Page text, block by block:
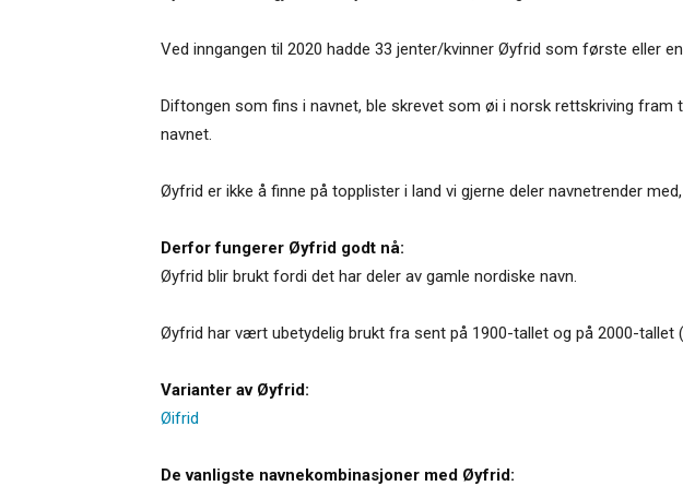
Ved inngangen til 2020 hadde 33 jenter/kvinner Øyfrid som første eller
Diftongen som fins i navnet, ble skrevet som øi i norsk rettskriving
navnet.
Øyfrid er ikke å finne på topplister i land vi gjerne deler navnetrender
Derfor fungerer Øyfrid godt nå:
Øyfrid blir brukt fordi det har deler av gamle nordiske navn.
Øyfrid har vært ubetydelig brukt fra sent på 1900-tallet og på 2000-tallet
Varianter av Øyfrid:
Øifrid
De vanligste navnekombinasjoner med Øyfrid: